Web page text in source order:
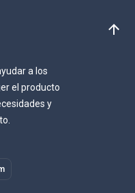
a los
el producto
y